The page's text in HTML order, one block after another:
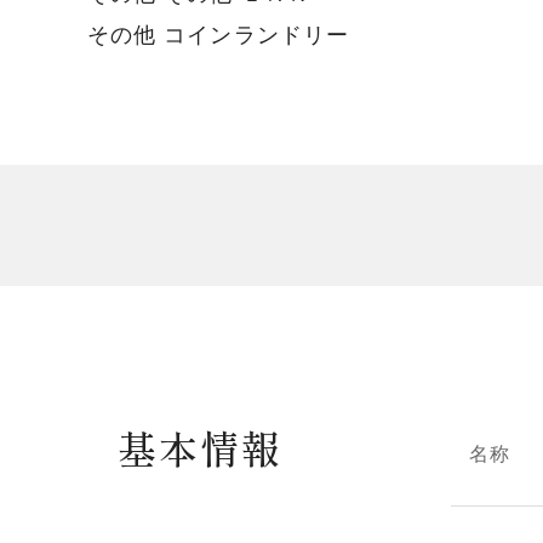
その他 コインランドリー
基本情報 名称